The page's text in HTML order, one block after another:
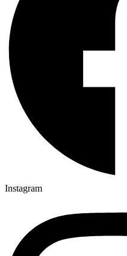
Instagram